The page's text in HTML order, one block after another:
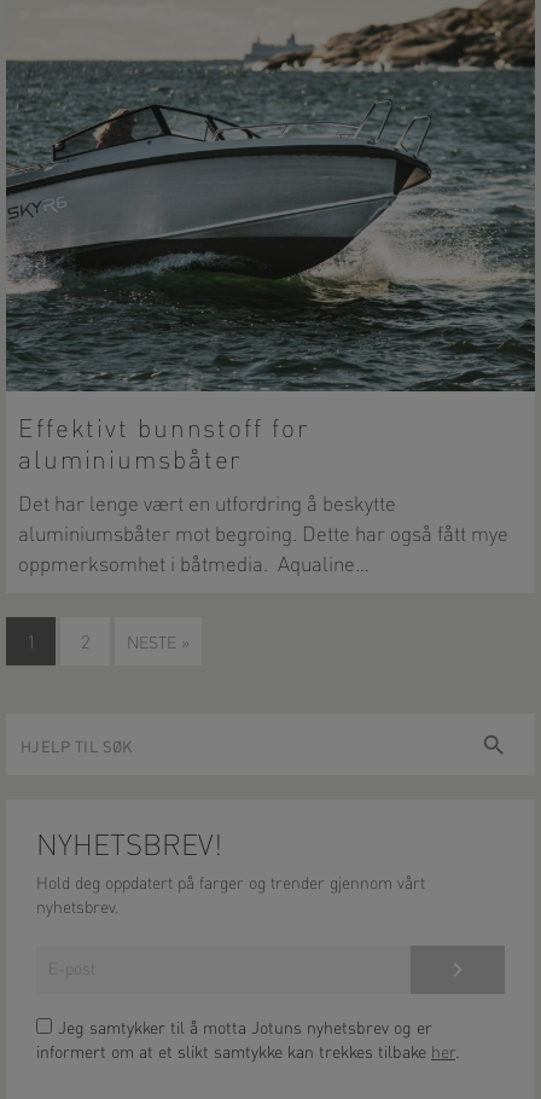
Effektivt bunnstoff for
aluminiumsbåter
Det har lenge vært en utfordring å beskytte
aluminiumsbåter mot begroing. Dette har også fått mye
oppmerksomhet i båtmedia. Aqualine…
1 2 NESTE »
Søk
NYHETSBREV!
Hold deg oppdatert på farger og trender gjennom vårt
nyhetsbrev.
Jeg samtykker til å motta Jotuns nyhetsbrev og er
informert om at et slikt samtykke kan trekkes tilbake her.